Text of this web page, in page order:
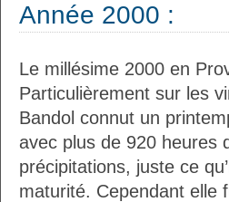
Année 2000 :
Le millésime 2000 en
Particulièrement sur les
Bandol connut un
avec plus de 920 heures
précipitations, juste ce
maturité. Cependant elle